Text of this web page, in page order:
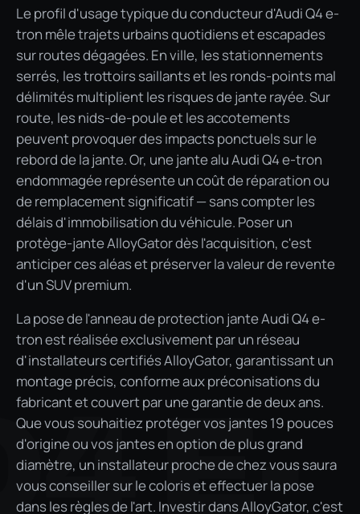
Le profil d'usage typique du conducteur d'Audi Q4 e-
tron mêle trajets urbains quotidiens et escapades
sur routes dégagées. En ville, les stationnements
serrés, les trottoirs saillants et les ronds-points mal
délimités multiplient les risques de jante rayée. Sur
route, les nids-de-poule et les accotements
peuvent provoquer des impacts ponctuels sur le
rebord de la jante. Or, une jante alu Audi Q4 e-tron
endommagée représente un coût de réparation ou
de remplacement significatif — sans compter les
délais d'immobilisation du véhicule. Poser un
protège-jante AlloyGator dès l'acquisition, c'est
anticiper ces aléas et préserver la valeur de revente
d'un SUV premium.
La pose de l'anneau de protection jante Audi Q4 e-
tron est réalisée exclusivement par un réseau
d'installateurs certifiés AlloyGator, garantissant un
montage précis, conforme aux préconisations du
fabricant et couvert par une garantie de deux ans.
Que vous souhaitiez protéger vos jantes 19 pouces
d'origine ou vos jantes en option de plus grand
diamètre, un installateur proche de chez vous saura
vous conseiller sur le coloris et effectuer la pose
dans les règles de l'art. Investir dans AlloyGator, c'est
E-